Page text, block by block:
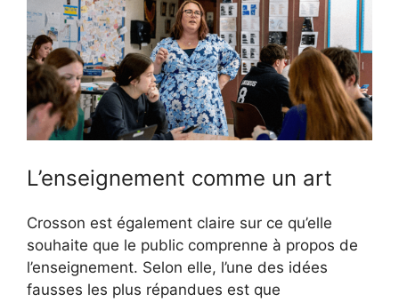
L’enseignement comme un art
Crosson est également claire sur ce qu’elle
souhaite que le public comprenne à propos de
l’enseignement. Selon elle, l’une des idées
fausses les plus répandues est que